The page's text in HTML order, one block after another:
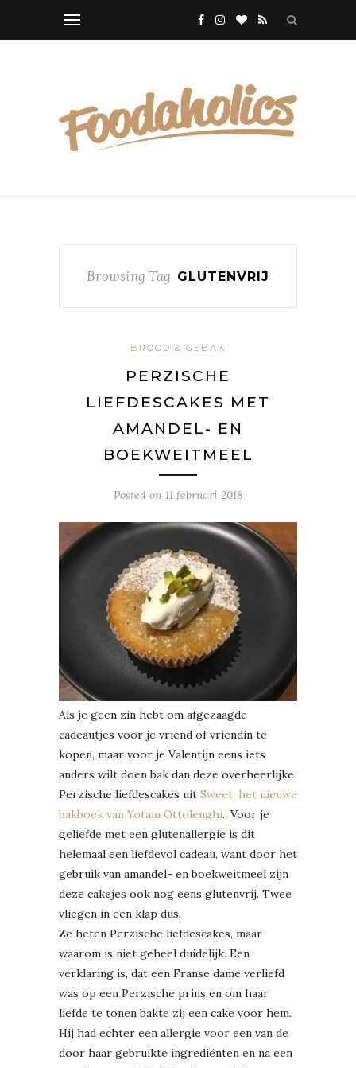
Browsing Tag GLUTENVRIJ
BROOD & GEBAK
PERZISCHE
LIEFDESCAKES MET
AMANDEL- EN
BOEKWEITMEEL
Posted on 11 februari 2018
Als je geen zin hebt om afgezaagde
cadeautjes voor je vriend of vriendin te
kopen, maar voor je Valentijn eens iets
anders wilt doen bak dan deze overheerlijke
Perzische liefdescakes uit Sweet, het nieuwe
bakboek van Yotam Ottolenghi.. Voor je
geliefde met een glutenallergie is dit
helemaal een liefdevol cadeau, want door het
gebruik van amandel- en boekweitmeel zijn
deze cakejes ook nog eens glutenvrij. Twee
vliegen in een klap dus.
Ze heten Perzische liefdescakes, maar
waarom is niet geheel duidelijk. Een
verklaring is, dat een Franse dame verliefd
was op een Perzische prins en om haar
liefde te tonen bakte zij een cake voor hem.
Hij had echter een allergie voor een van de
door haar gebruikte ingrediënten en na een